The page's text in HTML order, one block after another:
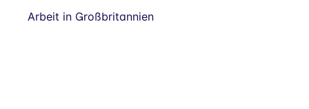
Arbeit in Großbritannien